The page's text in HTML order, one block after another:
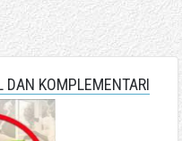
DAN KOMPLEMENTARI